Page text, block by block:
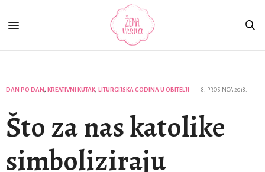
DAN PO DAN, KREATIVNI KUTAK, LITURGIJSKA GODINA U OBITELJI 8. PROSINCA 2018.
Što za nas katolike
simboliziraju